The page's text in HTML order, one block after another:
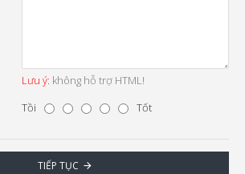
Lưu ý: không hỗ trợ HTML!
Tồi Tốt
TIẾP TỤC